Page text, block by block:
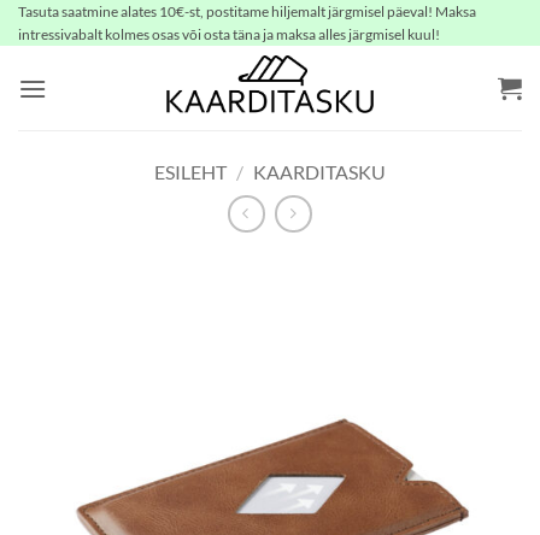
Skip
to
Tasuta saatmine alates 10€-st, postitame hiljemalt järgmisel päeval! Maksa
intressivabalt kolmes osas või osta täna ja maksa alles järgmisel kuul!
ESILEHT / KAARDITASKU